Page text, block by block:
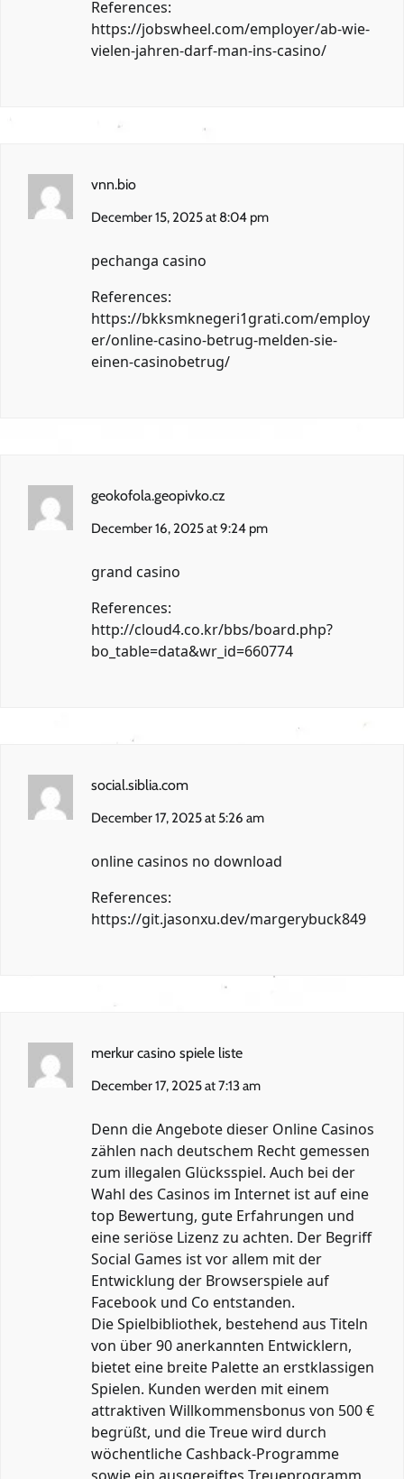
References:
https://jobswheel.com/employer/ab-wie-
vielen-jahren-darf-man-ins-casino/
vnn.bio
December 15, 2025 at 8:04 pm
pechanga casino
References:
https://bkksmknegeri1grati.com/employ
er/online-casino-betrug-melden-sie-
einen-casinobetrug/
geokofola.geopivko.cz
December 16, 2025 at 9:24 pm
grand casino
References:
http://cloud4.co.kr/bbs/board.php?
bo_table=data&wr_id=660774
social.siblia.com
December 17, 2025 at 5:26 am
online casinos no download
References:
https://git.jasonxu.dev/margerybuck849
merkur casino spiele liste
December 17, 2025 at 7:13 am
Denn die Angebote dieser Online Casinos
zählen nach deutschem Recht gemessen
zum illegalen Glücksspiel. Auch bei der
Wahl des Casinos im Internet ist auf eine
top Bewertung, gute Erfahrungen und
eine seriöse Lizenz zu achten. Der Begriff
Social Games ist vor allem mit der
Entwicklung der Browserspiele auf
Facebook und Co entstanden.
Die Spielbibliothek, bestehend aus Titeln
von über 90 anerkannten Entwicklern,
bietet eine breite Palette an erstklassigen
Spielen. Kunden werden mit einem
attraktiven Willkommensbonus von 500 €
begrüßt, und die Treue wird durch
wöchentliche Cashback-Programme